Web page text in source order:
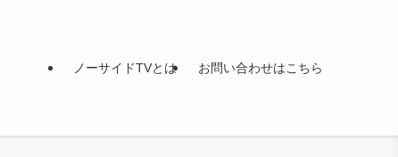
ノーサイドTVとは お問い合わせはこちら